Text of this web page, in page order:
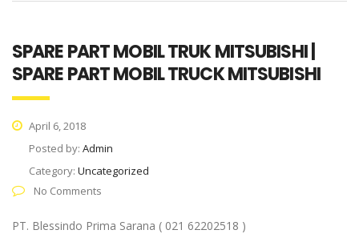
SPARE PART MOBIL TRUK MITSUBISHI |
SPARE PART MOBIL TRUCK MITSUBISHI
April 6, 2018
Posted by: Admin
Category: Uncategorized
No Comments
PT. Blessindo Prima Sarana ( 021 62202518 )